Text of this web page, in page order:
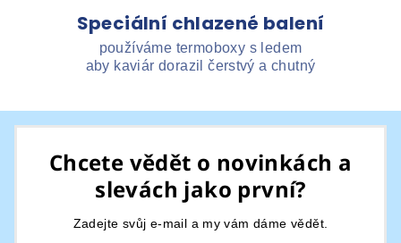
Speciální chlazené balení
používáme termoboxy s ledem
aby kaviár dorazil čerstvý a chutný
Chcete vědět o novinkách a
slevách jako první?
Zadejte svůj e-mail a my vám dáme vědět.